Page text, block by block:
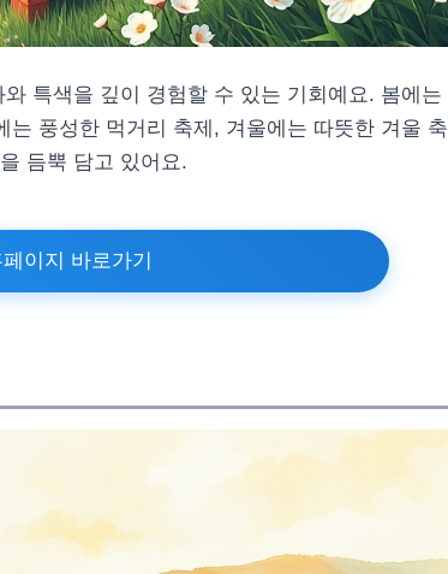
특색을 깊이 경험할 수 있는 기회예요. 봄에는
풍성한 먹거리 축제, 겨울에는 따뜻한 겨울 축
듬뿍 담고 있어요.
이지 바로가기